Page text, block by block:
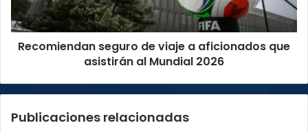
asistirán
al
Mundial
Recomiendan seguro de viaje a aficionados que
asistirán al Mundial 2026
Publicaciones relacionadas